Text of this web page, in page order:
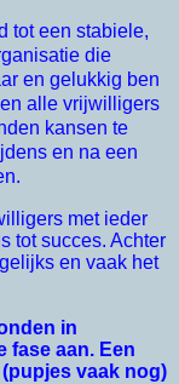
tot een stabiele,
die
en gelukkig ben
alle vrijwilligers
kansen te
en na een
met ieder
tot succes. Achter
en vaak het
in
fase aan. Een
vaak nog)